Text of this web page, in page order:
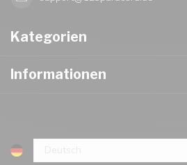
Kategorien
Informationen